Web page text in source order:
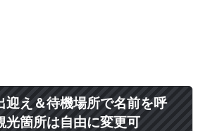
迎え＆待機場所で名前を呼
光箇所は自由に変更可